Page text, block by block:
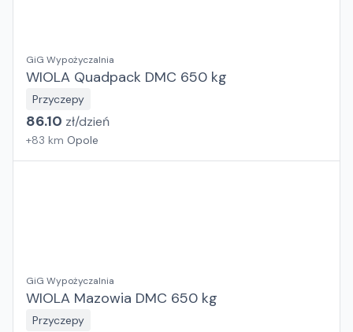
GiG Wypożyczalnia
WIOLA Quadpack DMC 650 kg
Przyczepy
86.10 zł/dzień
+83 km Opole
GiG Wypożyczalnia
WIOLA Mazowia DMC 650 kg
Przyczepy